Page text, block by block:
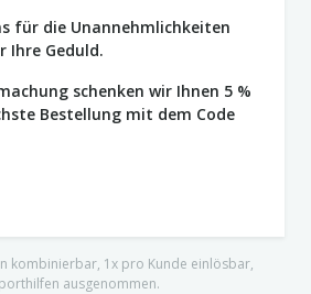
für die Unannehmlichkeiten
Ihre Geduld.
schenken wir Ihnen 5 %
Bestellung mit dem Code
kombinierbar, 1x pro Kunde einlösbar,
ausgenommen.